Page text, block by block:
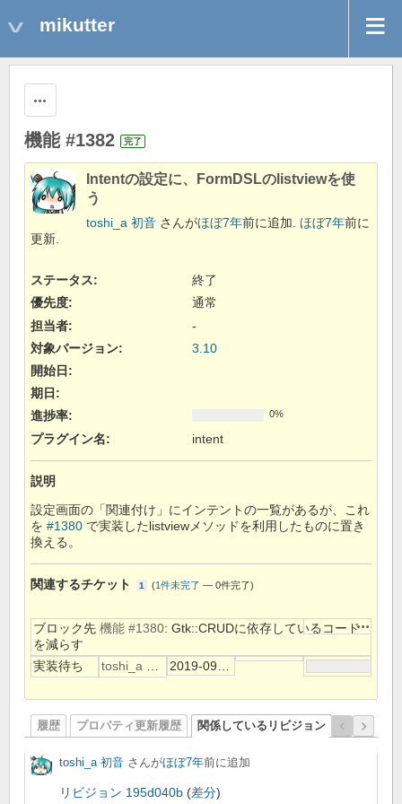
mikutter
機能 #1382 完了
Intentの設定に、FormDSLのlistviewを使
う
toshi_a 初音 さんがほぼ7年前に追加. ほぼ7年前に
更新.
ステータス:
終了
優先度:
通常
担当者:
-
対象バージョン:
3.10
開始日:
期日:
進捗率:
0%
プラグイン名: intent
説明
設定画面の「関連付け」にインテントの一覧があるが、これ
を #1380 で実装したlistviewメソッドを利用したものに置き
換える。
関連するチケット 1 (1件未完了 — 0件完了)
ブロック先 機能 #1380: Gtk::CRUDに依存しているコード
を減らす
実装待ち
履歴 プロパティ更新履歴 関係しているリビジョン
toshi_a 初音 さんがほぼ7年前に追加
リビジョン 195d040b (差分)